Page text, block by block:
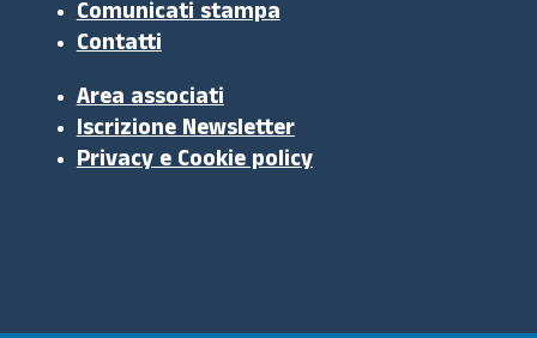
Comunicati stampa
Contatti
Area associati
Iscrizione Newsletter
Privacy e Cookie policy